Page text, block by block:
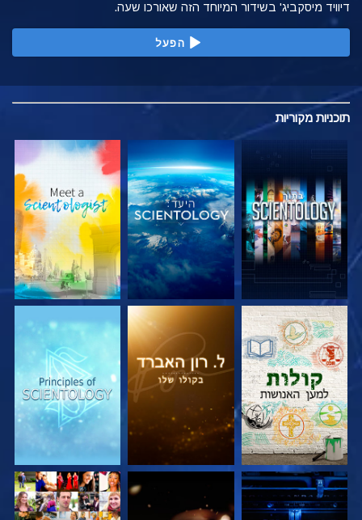
דיוויד מיסקביג' בשידור המיוחד הזה שאורכו שעה.
הפעל
תוכניות מקוריות
בדוק את הסדרה בדוק את הסדרה בדוק את הסדרה